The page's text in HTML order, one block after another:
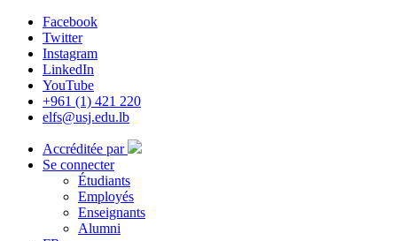
Facebook
Twitter
Instagram
LinkedIn
YouTube
+961 (1) 421 220
elfs@usj.edu.lb
Accréditée par
Se connecter
Étudiants
Employés
Enseignants
Alumni